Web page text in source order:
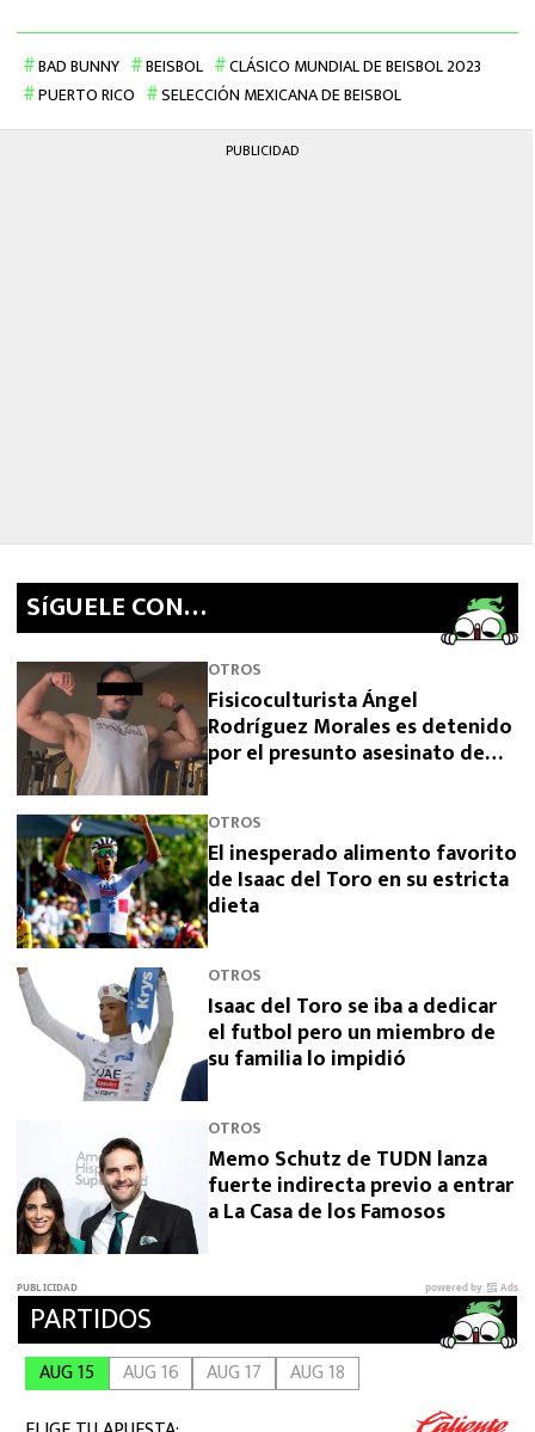
BAD BUNNY BEISBOL
CLÁSICO MUNDIAL DE BEISBOL 2023
PUERTO RICO
SELECCIÓN MEXICANA DE BEISBOL
PUBLICIDAD
SíGUELE CON…
OTROS
Fisicoculturista Ángel
Rodríguez Morales es detenido
por el presunto asesinato de
OTROS
El inesperado alimento favorito
de Isaac del Toro en su estricta
dieta
OTROS
Isaac del Toro se iba a dedicar
el futbol pero un miembro de
su familia lo impidió
OTROS
Memo Schutz de TUDN lanza
fuerte indirecta previo a entrar
a La Casa de los Famosos